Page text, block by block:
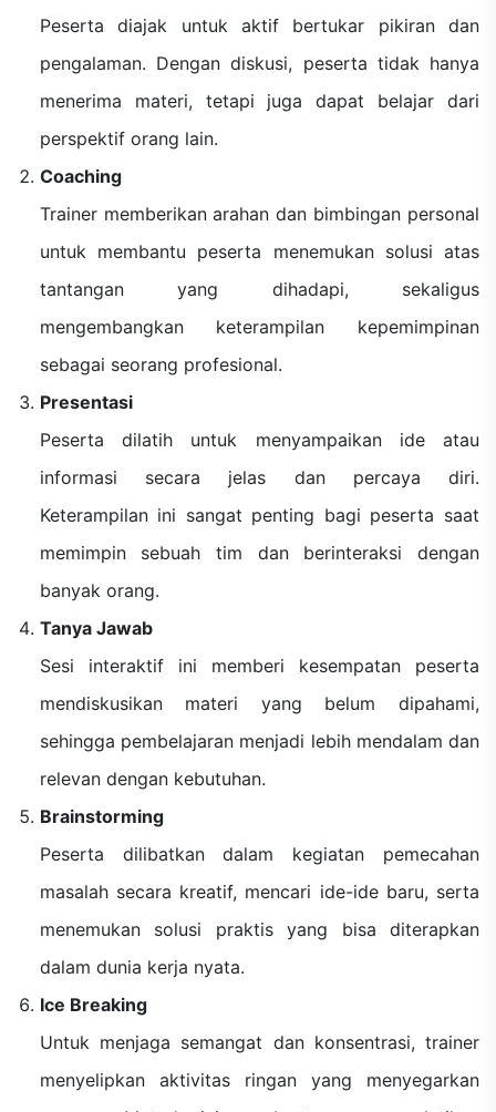
Peserta diajak untuk aktif bertukar pikiran dan
pengalaman. Dengan diskusi, peserta tidak hanya
menerima materi, tetapi juga dapat belajar dari
perspektif orang lain.
Coaching
Trainer memberikan arahan dan bimbingan personal
untuk membantu peserta menemukan solusi atas
tantangan yang dihadapi, sekaligus
mengembangkan keterampilan kepemimpinan
sebagai seorang profesional.
Presentasi
Peserta dilatih untuk menyampaikan ide atau
informasi secara jelas dan percaya diri.
Keterampilan ini sangat penting bagi peserta saat
memimpin sebuah tim dan berinteraksi dengan
banyak orang.
Tanya Jawab
Sesi interaktif ini memberi kesempatan peserta
mendiskusikan materi yang belum dipahami,
sehingga pembelajaran menjadi lebih mendalam dan
relevan dengan kebutuhan.
Brainstorming
Peserta dilibatkan dalam kegiatan pemecahan
masalah secara kreatif, mencari ide-ide baru, serta
menemukan solusi praktis yang bisa diterapkan
dalam dunia kerja nyata.
Ice Breaking
Untuk menjaga semangat dan konsentrasi, trainer
menyelipkan aktivitas ringan yang menyegarkan